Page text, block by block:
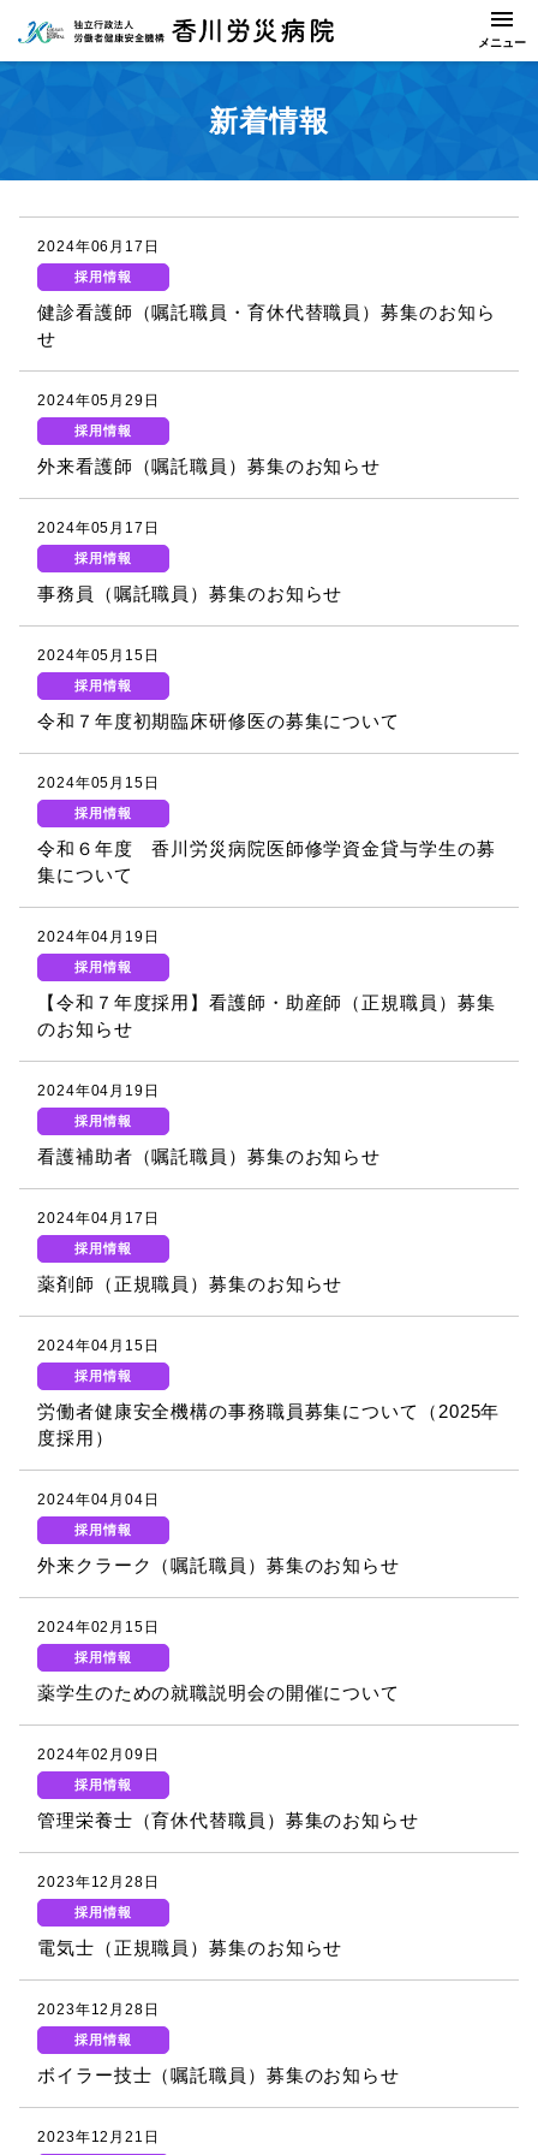
新着情報
2024年06月17日
採用情報
健診看護師（嘱託職員・育休代替職員）募集のお知ら
せ
2024年05月29日
採用情報
外来看護師（嘱託職員）募集のお知らせ
2024年05月17日
採用情報
事務員（嘱託職員）募集のお知らせ
2024年05月15日
採用情報
令和７年度初期臨床研修医の募集について
2024年05月15日
採用情報
令和６年度 香川労災病院医師修学資金貸与学生の募
集について
2024年04月19日
採用情報
【令和７年度採用】看護師・助産師（正規職員）募集
のお知らせ
2024年04月19日
採用情報
看護補助者（嘱託職員）募集のお知らせ
2024年04月17日
採用情報
薬剤師（正規職員）募集のお知らせ
2024年04月15日
採用情報
労働者健康安全機構の事務職員募集について（2025年
度採用）
2024年04月04日
採用情報
外来クラーク（嘱託職員）募集のお知らせ
2024年02月15日
採用情報
薬学生のための就職説明会の開催について
2024年02月09日
採用情報
管理栄養士（育休代替職員）募集のお知らせ
2023年12月28日
採用情報
電気士（正規職員）募集のお知らせ
2023年12月28日
採用情報
ボイラー技士（嘱託職員）募集のお知らせ
2023年12月21日